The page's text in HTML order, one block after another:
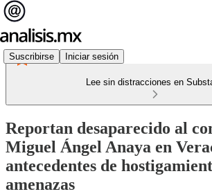
Suscribirse Iniciar sesión
Lee sin distracciones en
Reportan desaparecido al
Miguel Ángel Anaya en
antecedentes de
amenazas